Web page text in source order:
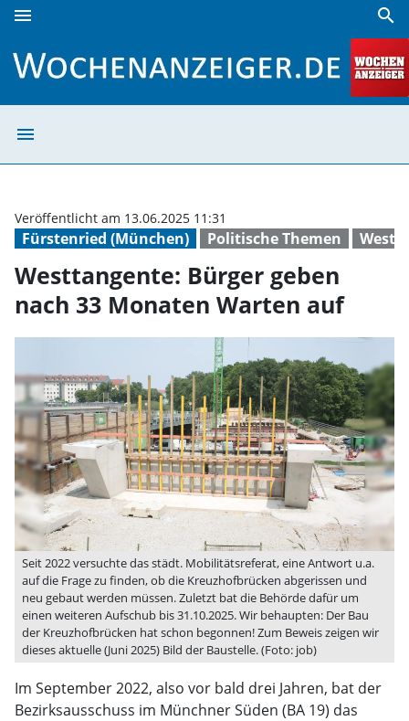
menu search
menu
Fürstenried (München) Politische Themen
Veröffentlicht am 13.06.2025 11:31
Westtangente: Bürger geben
nach 33 Monaten Warten auf
Seit 2022 versuchte das städt. Mobilitätsreferat, eine Antwort u.a.
auf die Frage zu finden, ob die Kreuzhofbrücken abgerissen und
neu gebaut werden müssen. Zuletzt bat die Behörde dafür um
einen weiteren Aufschub bis 31.10.2025. Wir behaupten: Der Bau
der Kreuzhofbrücken hat schon begonnen! Zum Beweis zeigen wir
dieses aktuelle (Juni 2025) Bild der Baustelle. (Foto: job)
Im September 2022, also vor bald drei Jahren, bat der
Bezirksausschuss im Münchner Süden (BA 19) das